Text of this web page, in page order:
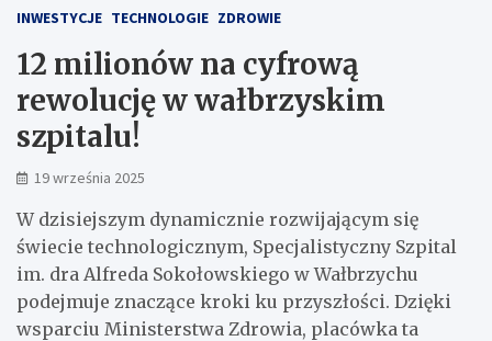
INWESTYCJE TECHNOLOGIE ZDROWIE
12 milionów na cyfrową
rewolucję w wałbrzyskim
szpitalu!
19 września 2025
W dzisiejszym dynamicznie rozwijającym się
świecie technologicznym, Specjalistyczny Szpital
im. dra Alfreda Sokołowskiego w Wałbrzychu
podejmuje znaczące kroki ku przyszłości. Dzięki
wsparciu Ministerstwa Zdrowia, placówka ta